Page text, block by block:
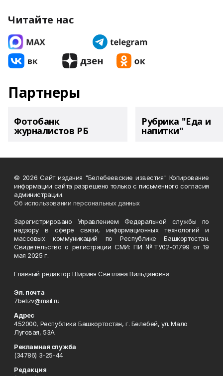
Читайте нас
Партнеры
Фотобанк
журналистов РБ
Рубрика "Еда и
напитки"
© 2026 Сайт издания "Белебеевские известия" Копирование
информации сайта разрешено только с письменного согласия
администрации.
Об использовании персональных данных
Зарегистрировано Управлением Федеральной службы по
надзору в сфере связи, информационных технологий и
массовых коммуникаций по Республике Башкортостан.
Свидетельство о регистрации СМИ: ПИ №ТУ02-01799 от 19
мая 2025 г.
Главный редактор Шириня Светлана Вильдановна
Эл. почта
7belizv@mail.ru
Адрес
452000, Республика Башкортостан, г. Белебей, ул. Мало
Луговая, 53А
Рекламная служба
(34786) 3-25-44
Редакция